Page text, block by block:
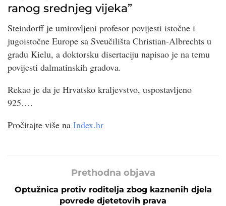
ranog srednjeg vijeka”
Steindorff je umirovljeni profesor povijesti istočne i
jugoistočne Europe sa Sveučilišta Christian-Albrechts u
gradu Kielu, a doktorsku disertaciju napisao je na temu
povijesti dalmatinskih gradova.
Rekao je da je Hrvatsko kraljevstvo, uspostavljeno
925….
Pročitajte više na Index.hr
Prethodna objava
Optužnica protiv roditelja zbog kaznenih djela
povrede djetetovih prava